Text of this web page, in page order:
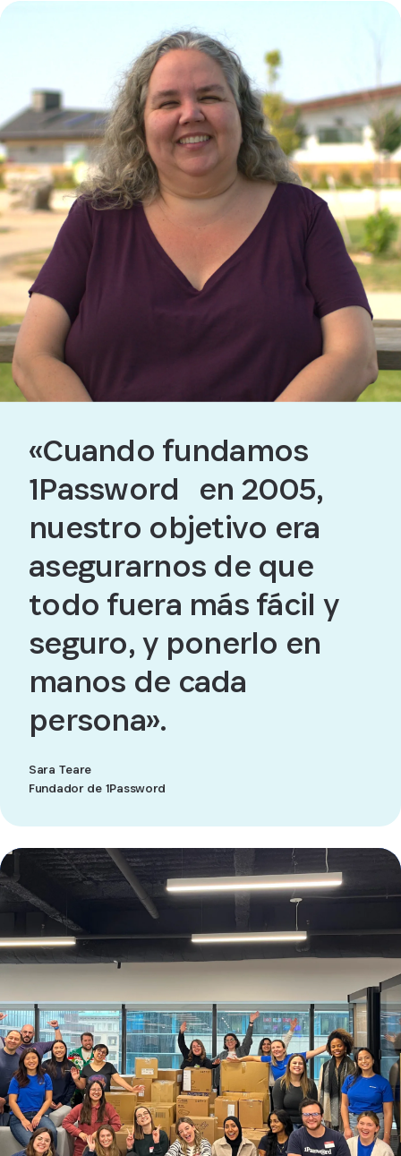
«Cuando fundamos
1Password en 2005,
nuestro objetivo era
asegurarnos de que
todo fuera más fácil y
seguro, y ponerlo en
manos de cada
persona».
Sara Teare
Fundador de 1Password